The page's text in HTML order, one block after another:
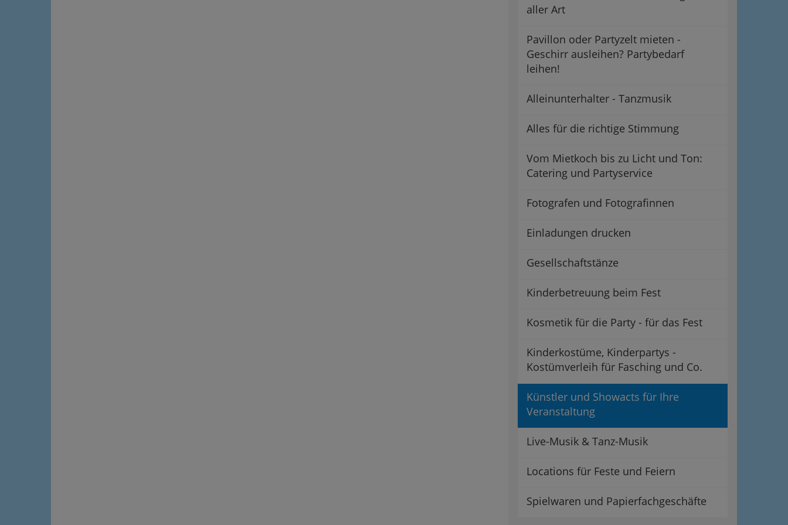
aller Art
Pavillon oder Partyzelt mieten -
Geschirr ausleihen? Partybedarf
leihen!
Alleinunterhalter - Tanzmusik
Alles für die richtige Stimmung
Vom Mietkoch bis zu Licht und Ton:
Catering und Partyservice
Fotografen und Fotografinnen
Einladungen drucken
Gesellschaftstänze
Kinderbetreuung beim Fest
Kosmetik für die Party - für das Fest
Kinderkostüme, Kinderpartys -
Kostümverleih für Fasching und Co.
Künstler und Showacts für Ihre
Veranstaltung
Live-Musik & Tanz-Musik
Locations für Feste und Feiern
Spielwaren und Papierfachgeschäfte